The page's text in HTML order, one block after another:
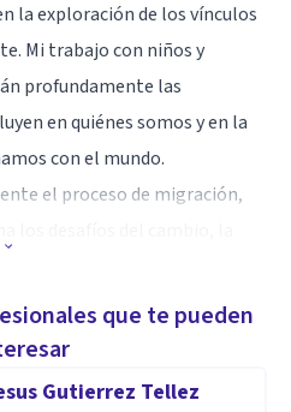
la exploración de los vínculos
Mi trabajo con niños y
profundamente las
en quiénes somos y en la
con el mundo.
el proceso de migración,
empatía como terapeuta.
compasivo y de apoyo
comprendido y
que te pueden
Gutierrez Tellez